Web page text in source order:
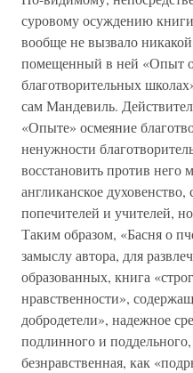
суровому осуждению
вообще не вызвало
помещенный в ней «Опыт о
благотворительных
сам Мандевиль.
«Опыте» осмеяние
ненужности
восстановить против
англиканское
попечителей и учителей,
Таким образом, «Басня о
замыслу автора, для
образованных, книга
нравственности»,
добродетели», надежное
подлинного и
безнравственная, как